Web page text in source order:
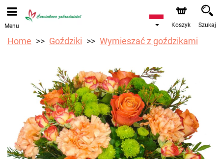
Przyjmujemy zamówienia za pośrednictwem naszego
sklepu internetowego. Najbliższy możliwy termin dostawy
to 12.08.2026 z powodu urlopu.
Menu Koszyk Szukaj
Home Goździki Wymieszać z goździkami